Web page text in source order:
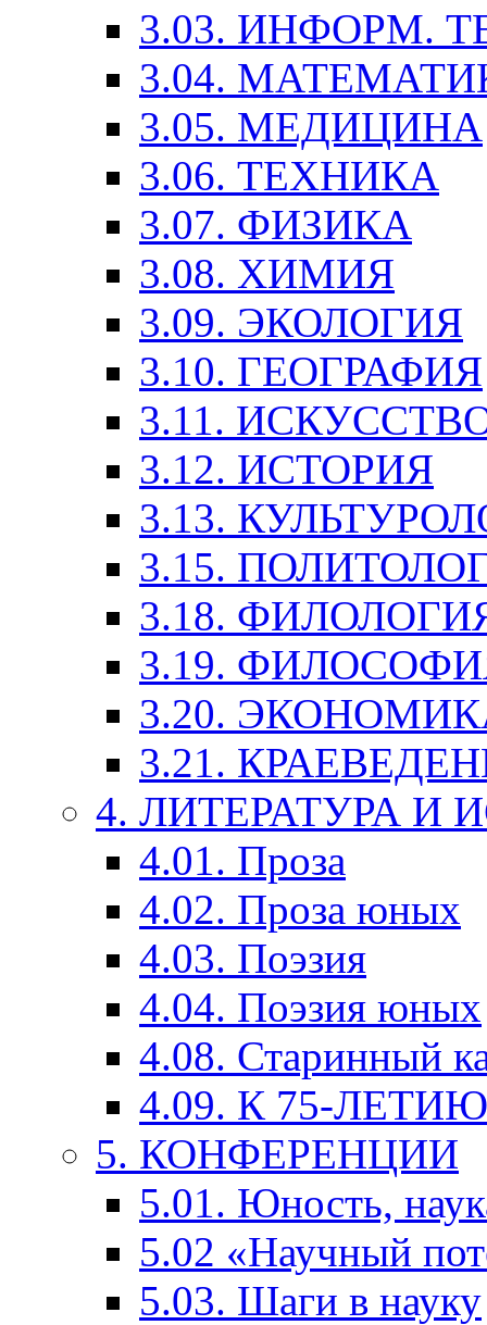
3.03. ИНФОРМ.
3.04.
3.05. МЕДИЦИНА
3.06. ТЕХНИКА
3.07. ФИЗИКА
3.08. ХИМИЯ
3.09. ЭКОЛОГИЯ
3.10. ГЕОГРАФИЯ
3.11.
3.12. ИСТОРИЯ
3.13.
3.15.
3.18.
3.19.
3.20.
3.21.
4. ЛИТЕРАТУРА И
4.01. Проза
4.02. Проза юных
4.03. Поэзия
4.04. Поэзия юных
4.08. Старинный
4.09. К 75-
5. КОНФЕРЕНЦИИ
5.01. Юность,
5.02 «Научный
5.03. Шаги в науку